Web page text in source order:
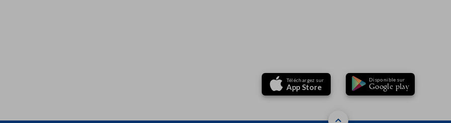
Téléchargez sur
App Store
Disponible sur
Google play